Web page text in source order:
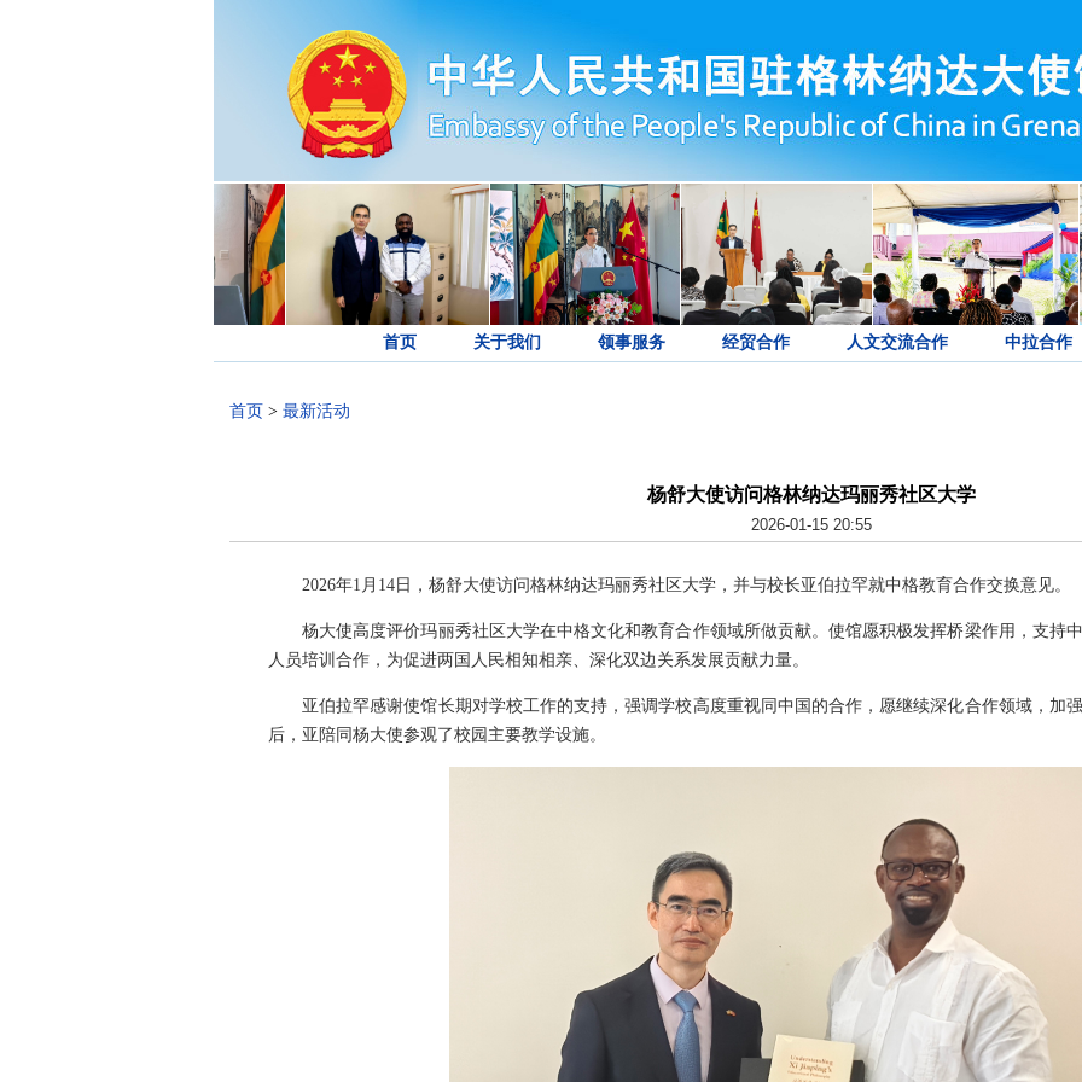
首页 关于我们 领事服务 经贸合作 人文交流合作 中拉合作
首页 > 最新活动
杨舒大使访问格林纳达玛丽秀社区大学
2026-01-15 20:55
2026年1月14日，杨舒大使访问格林纳达玛丽秀社区大学，并与校长亚伯拉罕就中格教育合作交换意见。
杨大使高度评价玛丽秀社区大学在中格文化和教育合作领域所做贡献。使馆愿积极发挥桥梁作用，支持
人员培训合作，为促进两国人民相知相亲、深化双边关系发展贡献力量。
亚伯拉罕感谢使馆长期对学校工作的支持，强调学校高度重视同中国的合作，愿继续深化合作领域，加
后，亚陪同杨大使参观了校园主要教学设施。